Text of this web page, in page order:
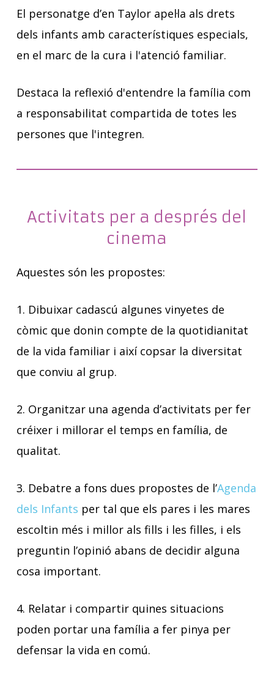
El personatge d’en Taylor apel·la als drets
dels infants amb característiques especials,
en el marc de la cura i l'atenció familiar.
Destaca la reflexió d'entendre la família com
a responsabilitat compartida de totes les
persones que l'integren.
Activitats per a després del
cinema
Aquestes són les propostes:
1. Dibuixar cadascú algunes vinyetes de
còmic que donin compte de la quotidianitat
de la vida familiar i així copsar la diversitat
que conviu al grup.
2. Organitzar una agenda d’activitats per fer
créixer i millorar el temps en família, de
qualitat.
3. Debatre a fons dues propostes de l’Agenda
dels Infants per tal que els pares i les mares
escoltin més i millor als fills i les filles, i els
preguntin l’opinió abans de decidir alguna
cosa important.
4. Relatar i compartir quines situacions
poden portar una família a fer pinya per
defensar la vida en comú.